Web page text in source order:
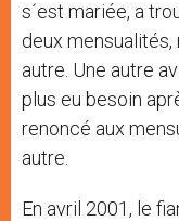
s´est mariée, a
deux mensualités,
autre. Une autre
plus eu besoin
renoncé aux
autre.
En avril 2001, le